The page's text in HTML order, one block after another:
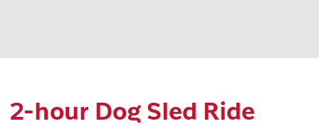
2-hour Dog Sled Ride